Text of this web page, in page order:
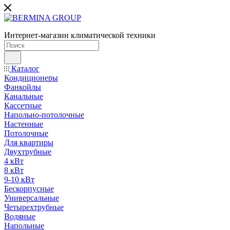
Интернет-магазин климатической техники
Каталог
Кондиционеры
Фанкойлы
Канальные
Кассетные
Напольно-потолочные
Настенные
Потолочные
Для квартиры
Двухтрубные
4 кВт
8 кВт
9-10 кВт
Бескорпусные
Универсальные
Четырехтрубные
Водяные
Напольные